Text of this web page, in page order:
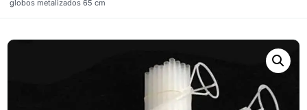
globos metalizados 65 cm